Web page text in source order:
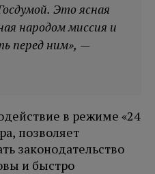
Это ясная
народом миссия и
перед ним», —
в режиме «24
позволяет
законодательство
и быстро